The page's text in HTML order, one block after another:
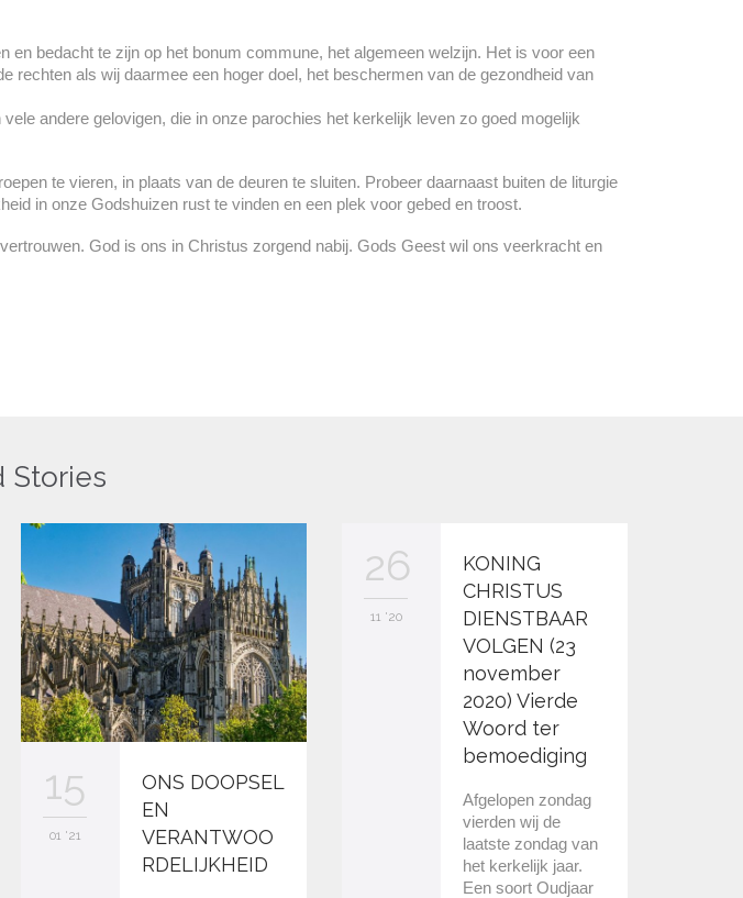
bedacht te zijn op het bonum commune, het algemeen welzijn. Het is voor een
als wij daarmee een hoger doel, het beschermen van de gezondheid van
andere gelovigen, die in onze parochies het kerkelijk leven zo goed mogelijk
te vieren, in plaats van de deuren te sluiten. Probeer daarnaast buiten de liturgie
in onze Godshuizen rust te vinden en een plek voor gebed en troost.
God is ons in Christus zorgend nabij. Gods Geest wil ons veerkracht en
Stories
15
01 '21
ONS DOOPSEL
EN
VERANTWOO
RDELIJKHEID
26
11 '20
KONING
CHRISTUS
DIENSTBAAR
VOLGEN (23
november
2020) Vierde
Woord ter
bemoediging
Afgelopen zondag
vierden wij de
laatste zondag van
het kerkelijk jaar.
Een soort Oudjaar